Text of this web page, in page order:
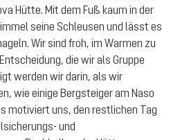
Hütte. Mit dem Fuß kaum in der
seine Schleusen und lässt es
Wir sind froh, im Warmen zu
die wir als Gruppe
werden wir darin, als wir
wie einige Bergsteiger am Naso
motiviert uns, den restlichen Tag
und